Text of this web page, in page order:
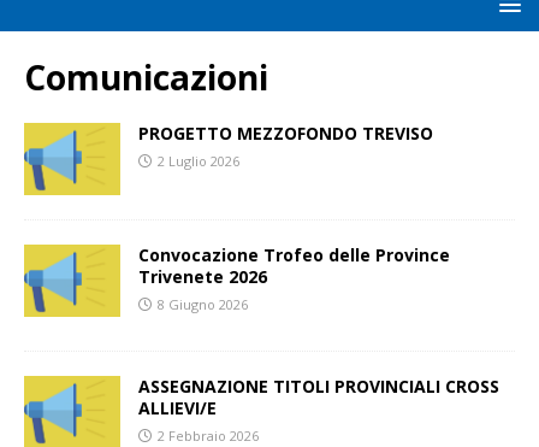
Comunicazioni
PROGETTO MEZZOFONDO TREVISO
2 Luglio 2026
Convocazione Trofeo delle Province
Trivenete 2026
8 Giugno 2026
ASSEGNAZIONE TITOLI PROVINCIALI CROSS
ALLIEVI/E
2 Febbraio 2026